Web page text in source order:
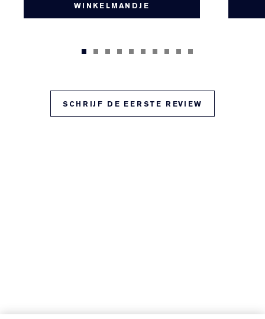
WINKELMANDJE
SCHRIJF DE EERSTE REVIEW